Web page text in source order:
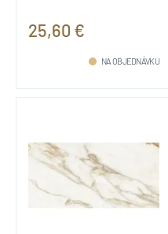
25,60 €
NA OBJEDNÁVKU